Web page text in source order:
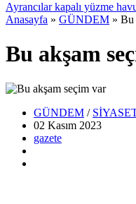
Ayrancılar kapalı yüzme
Anasayfa » GÜNDEM » Bu
Bu akşam
GÜNDEM /
02 Kasım 2023
gazete